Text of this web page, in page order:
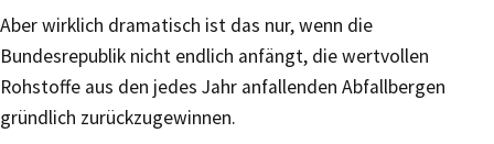
Aber wirklich dramatisch ist das nur, wenn die
Bundesrepublik nicht endlich anfängt, die wertvollen
Rohstoffe aus den jedes Jahr anfallenden Abfallbergen
gründlich zurückzugewinnen.